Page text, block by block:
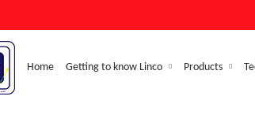
Home Getting to know Linco Products